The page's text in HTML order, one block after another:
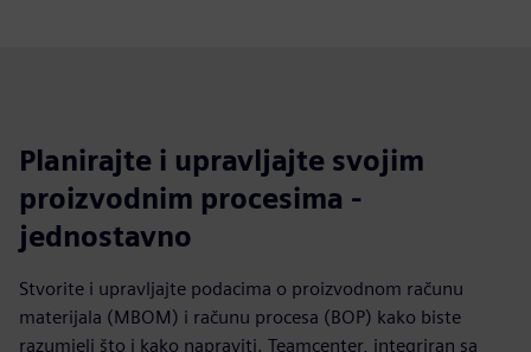
Planirajte i upravljajte svojim
proizvodnim procesima -
jednostavno
Stvorite i upravljajte podacima o proizvodnom računu
materijala (MBOM) i računu procesa (BOP) kako biste
razumjeli što i kako napraviti. Teamcenter, integriran sa